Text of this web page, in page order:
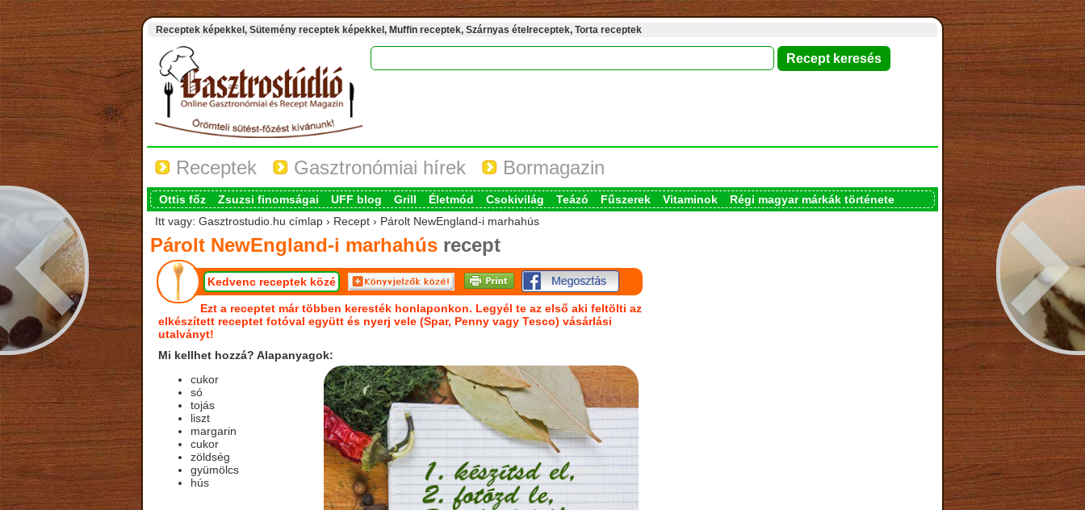
Receptek képekkel, Sütemény receptek képekkel, Muffin receptek, Szárnyas ételreceptek, Torta receptek
Receptek Gasztronómiai hírek Bormagazin
Ottis főz Zsuzsi finomságai UFF blog Grill Életmód Csokivilág Teázó Fűszerek Vitaminok
Régi magyar márkák története
Itt vagy: Gasztrostudio.hu címlap › Recept › Párolt NewEngland-i marhahús
Párolt NewEngland-i marhahúsrecept
Kedvenc receptek közé
Ezt a receptet már többen keresték honlaponkon. Legyél te az első aki feltölti az
elkészített receptet fotóval együtt és nyerj vele (Spar, Penny vagy Tesco) vásárlási
utalványt!
Mi kellhet hozzá? Alapanyagok:
cukor
só
tojás
liszt
margarin
cukor
zöldség
gyümölcs
hús